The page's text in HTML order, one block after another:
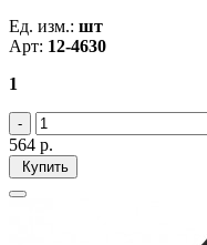
Ед. изм.: шт
Арт: 12-4630
1
564 р.
Купить